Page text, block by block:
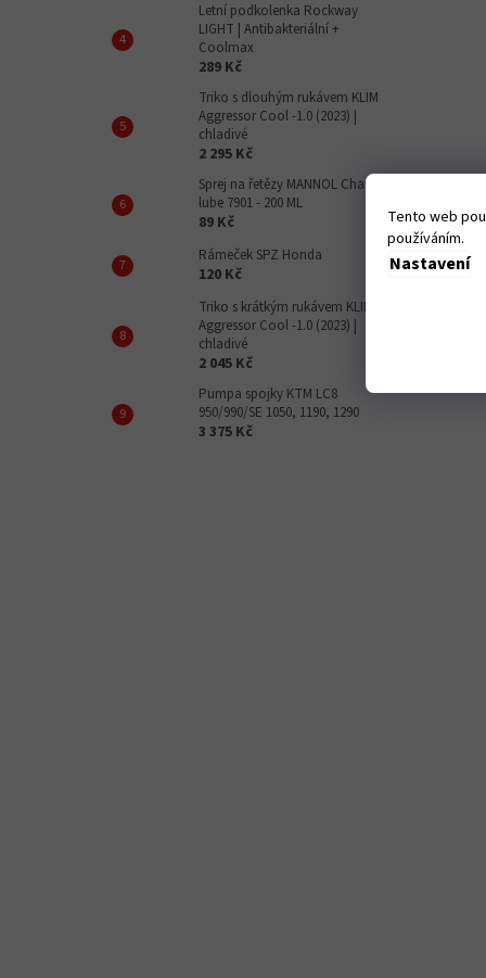
Tento web
používáním.
Nastavení
Letní podkolenka Rockway
LIGHT | Antibakteriální +
Coolmax
289 Kč
Triko s dlouhým rukávem KLIM
Aggressor Cool -1.0 (2023) |
chladivé
2 295 Kč
Sprej na řetězy MANNOL Chain
lube 7901 - 200 ML
89 Kč
Rámeček SPZ Honda
120 Kč
Triko s krátkým rukávem KLIM
Aggressor Cool -1.0 (2023) |
chladivé
2 045 Kč
Pumpa spojky KTM LC8
950/990/SE 1050, 1190, 1290
3 375 Kč